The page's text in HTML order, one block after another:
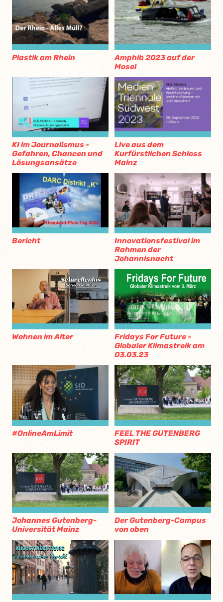
Plastik am Rhein
Amphib 2023 auf der
Mosel
KI im Journalismus -
Gefahren, Chancen und
Lösungsansätze
Live aus dem
Kurfürstlichen Schloss
Mainz
Bericht
Innovationsfestival im
Rahmen der
Johannisnacht
Wohnen im Alter
Fridays For Future -
Globaler Klimastreik am
03.03.23
#OnlineAmLimit
FEEL THE GUTENBERG
SPIRIT
Johannes Gutenberg-
Universität Mainz
Der Gutenberg-Campus
von oben